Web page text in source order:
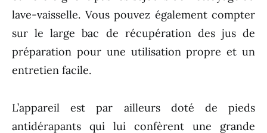
lave-vaisselle. Vous pouvez également compter
sur le large bac de récupération des jus de
préparation pour une utilisation propre et un
entretien facile.
L’appareil est par ailleurs doté de pieds
antidérapants qui lui confèrent une grande